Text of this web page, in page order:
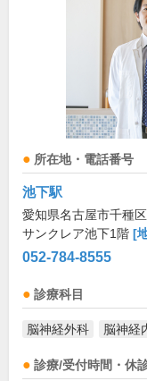
所在地・電話番号
池下駅
愛知県名古屋市千種
サンクレア池下1階 [
052-784-8555
診療科目
脳神経外科 脳神経
診療/受付時間・休